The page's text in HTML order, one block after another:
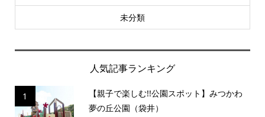
未分類
人気記事ランキング
1
【親子で楽しむ!!公園スポット】みつかわ
夢の丘公園（袋井）